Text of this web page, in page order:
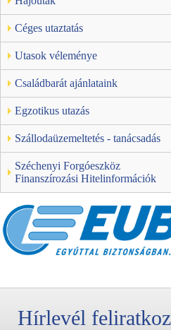
Céges utaztatás
Utasok véleménye
Családbarát ajánlataink
Egzotikus utazás
Szállodaüzemeltetés - tanácsadás
Széchenyi Forgóeszköz
Finanszírozási Hitelinformációk
Hírlevél